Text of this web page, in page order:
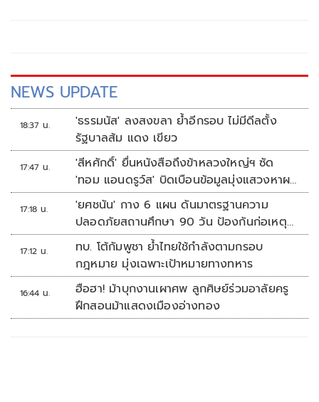
NEWS UPDATE
18:37 น.
'ธรรมนัส' ลงสงขลา ย้ำอีกรอบ ไม่มีดีลตั้ง
รัฐบาลส้ม แดง เขียว
17:47 น.
'สีหศักดิ์' ยื่นหนังสือถึงข้าหลวงใหญ่ฯ ซัด
'ทอม แอนดรูว์ส' บิดเบือนข้อมูลมุ่งแสวงหาผล
ประโยชน์ทางการเมือง
17:18 น.
'ยศชนัน' กาง 6 แผน ดันมาตรฐานความ
ปลอดภัยสถานศึกษา 90 วัน ป้องกันก่อเหตุ
รุนแรง
17:12 น.
ทบ. โต้กัมพูชา ย้ำไทยใช้กำลังตามกรอบ
กฎหมาย มุ่งเฉพาะเป้าหมายทางทหาร
16:44 น.
ฮือฮา! ม้าบุกงานเผาศพ ลูกศิษย์ร่วมอาลัยครู
ฝึกสอนม้าแสดงเมืองอ่างทอง